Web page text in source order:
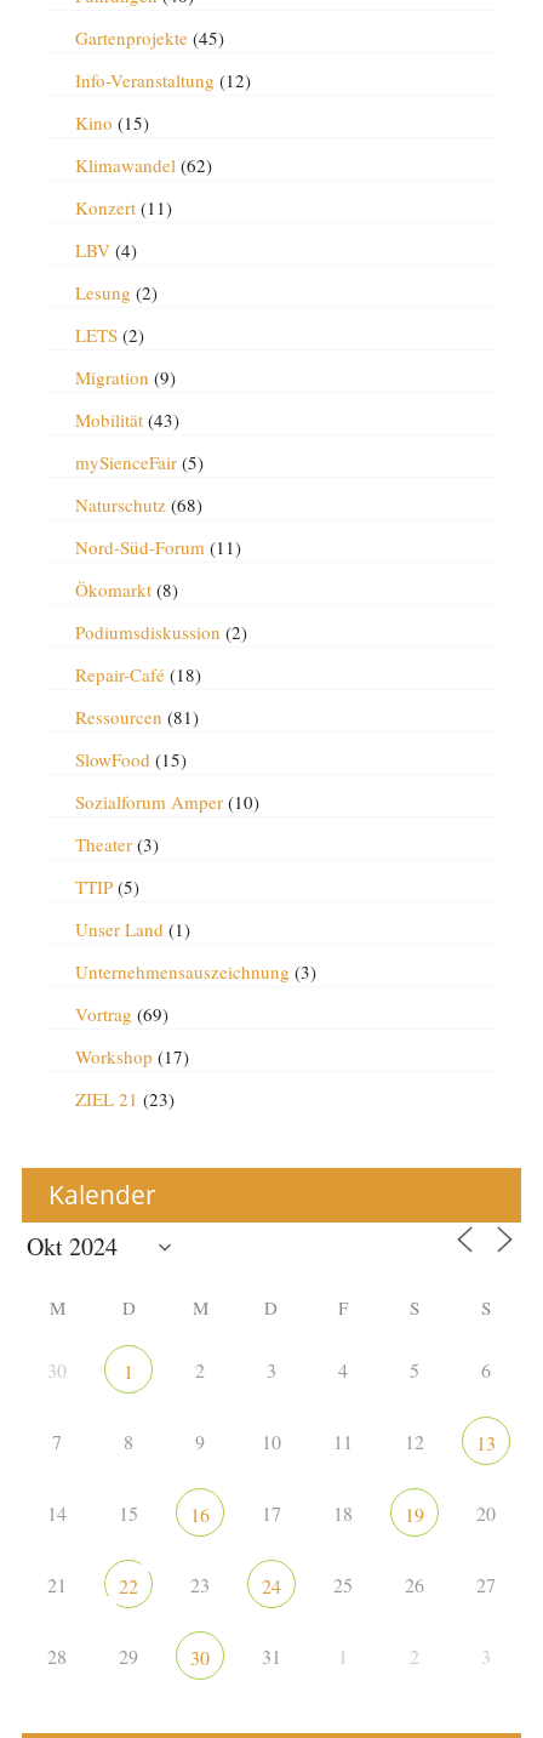
Gartenprojekte(45)
Info-Veranstaltung (12)
Kino (15)
Klimawandel(62)
Konzert(11)
LBV(4)
Lesung (2)
LETS(2)
Migration (9)
Mobilität(43)
mySienceFair(5)
Naturschutz(68)
Nord-Süd-Forum(11)
Ökomarkt(8)
Podiumsdiskussion (2)
Repair-Café(18)
Ressourcen (81)
SlowFood (15)
Sozialforum Amper(10)
Theater(3)
TTIP(5)
Unser Land (1)
Unternehmensauszeichnung (3)
Vortrag (69)
Workshop (17)
ZIEL 21 (23)
Kalender
M D M D F S S
30 1 2 3 4 5 6
7 8 9 10 11 12 13
14 15 16 17 18 19 20
21 22 23 24 25 26 27
28 29 30 31 1 2 3